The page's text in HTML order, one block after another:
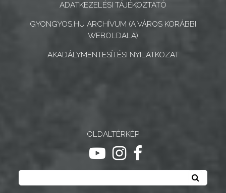
ADATKEZELÉSI TÁJÉKOZTATÓ
GYONGYOS.HU ARCHÍVUM (A VÁROS KORÁBBI
WEBOLDALA)
AKADÁLYMENTESÍTÉSI NYILATKOZAT
OLDALTÉRKÉP
ugrás youtube csatornára
ugrás instagram
ugrás facebook-
Keresés